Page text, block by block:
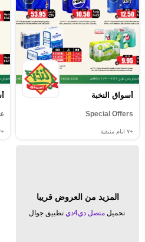
أسواق النخبة
Special Offers
+٧ ايام متبقية +٢
المزيد من العروض قريبا
تحميل متصل دي4دي تطبيق جوال